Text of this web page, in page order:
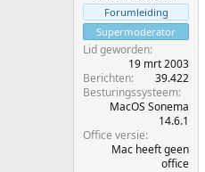
Forumleiding
Supermoderator
Lid geworden
19 mrt 2003
Berichten
39.422
Besturingssysteem
MacOS Sonema
14.6.1
Office versie
Mac heeft geen
office